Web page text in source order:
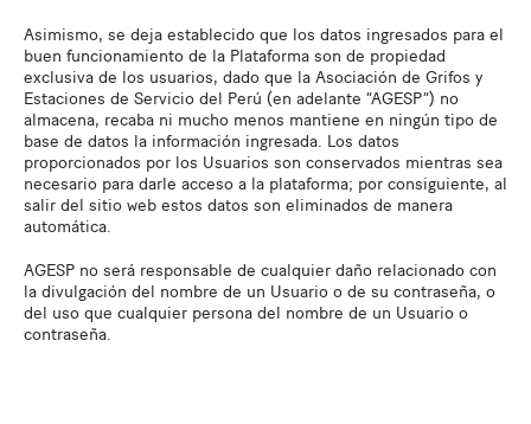
Asimismo, se deja establecido que los datos ingresados para el
buen funcionamiento de la Plataforma son de propiedad
exclusiva de los usuarios, dado que la Asociación de Grifos y
Estaciones de Servicio del Perú (en adelante “AGESP”) no
almacena, recaba ni mucho menos mantiene en ningún tipo de
base de datos la información ingresada. Los datos
proporcionados por los Usuarios son conservados mientras sea
necesario para darle acceso a la plataforma; por consiguiente, al
salir del sitio web estos datos son eliminados de manera
automática.
AGESP no será responsable de cualquier daño relacionado con
la divulgación del nombre de un Usuario o de su contraseña, o
del uso que cualquier persona del nombre de un Usuario o
contraseña.